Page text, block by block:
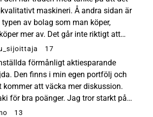
maskineri. Å andra sidan är
av bolag som man köper,
mer av. Det går inte riktigt att
som...
17
förmånligt aktiesparande
Den finns i min egen portfölj och
att väcka mer diskussion.
för bra poänger. Jag tror starkt på
13